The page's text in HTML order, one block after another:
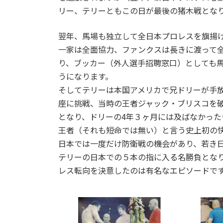
リー、テリーともこの日が最後の猪木戦とな
翌年、馬場も独立して全日本プロレスを旗揚
一家は全面協力、ファンクスは長きに渡って
り、ブッカー（外人選手招聘窓口）としても
うになります。
そしてテリーは本国アメリカで兄ドリーが手
座に挑戦、当時の王者ジャック・ブリスコを
となり、ドリーの4年３ヶ月には及ばなかっ
王者（それも短命では無い）と言う史上初の
日本では一度だけ防衛戦の機会があり、若
テリーの日本での５本の指に入る名勝負と
レス転向を決意したのは有名なエピソードで